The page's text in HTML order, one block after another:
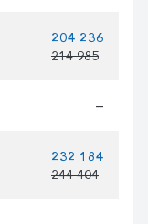
204 236
214 985
—
232 184
244 404